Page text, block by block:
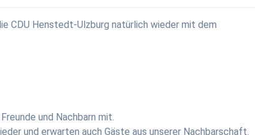
CDU Henstedt-Ulzburg natürlich wieder mit dem
und Nachbarn mit.
und erwarten auch Gäste aus unserer Nachbarschaft.